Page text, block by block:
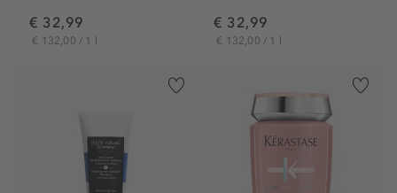
€ 32,99
€ 132,00 / 1 l
€ 32,99
€ 132,00 / 1 l